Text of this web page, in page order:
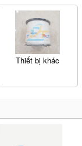
Thiết bị khác